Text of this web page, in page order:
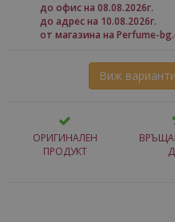
до офис на 08.08.2026г.
до адрес на 10.08.2026г.
от магазина на Perfume-
Виж
ОРИГИНАЛЕН
ПРОДУКТ